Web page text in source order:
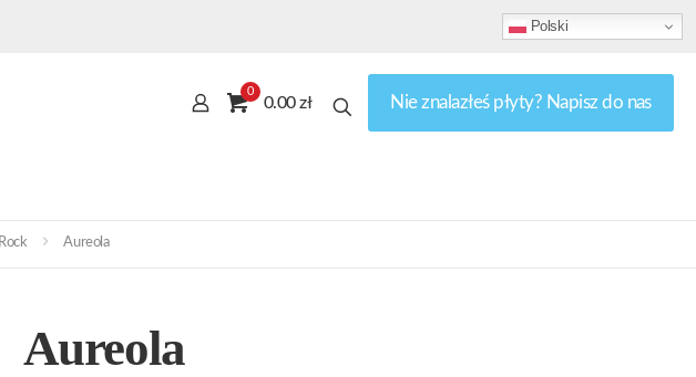
Polski
0
0.00 zł Nie znalazłeś płyty? Napisz do nas
Rock Aureola
Aureola